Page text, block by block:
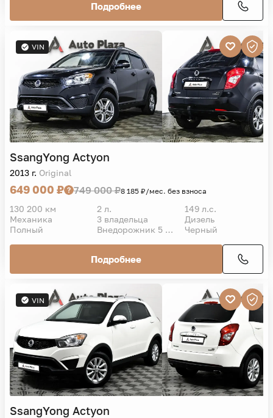
Подробнее
VIN
SsangYong Actyon
2013 г. Original
649 000 ₽ 749 000 ₽8 185 ₽/мес. без взноса
130 200 км 2 л.
149 л.с.
Механика
3 владельца
Дизель
Полный
Внедорожник 5 дв. Черный
Подробнее
VIN
SsangYong Actyon